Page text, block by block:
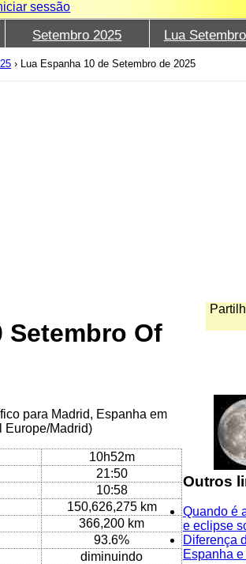
sessão
Setembro 2025 Lua
› Lua Espanha 10 de Setembro de 2025
Setembro Of
para Madrid, Espanha em
Europe/Madrid)
10h52m
21:50
10:58
150,626,275 km
366,200 km
93.6%
diminuindo
Outros
Quando é
e eclipse
Diferença
Espanha e